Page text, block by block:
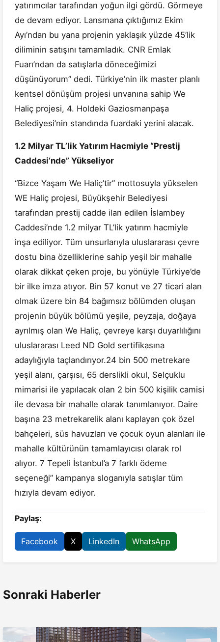
yatırımcılar tarafından yoğun ilgi gördü. Görmeye
de devam ediyor. Lansmana çıktığımız Ekim
Ayı’ndan bu yana projenin yaklaşık yüzde 45’lik
diliminin satışını tamamladık. CNR Emlak
Fuarı’ndan da satışlarla döneceğimizi
düşünüyorum” dedi. Türkiye’nin ilk master planlı
kentsel dönüşüm projesi unvanına sahip We
Haliç projesi, 4. Holdeki Gaziosmanpaşa
Belediyesi’nin standında fuardaki yerini alacak.
1.2 Milyar TL’lik Yatırım Hacmiyle “Prestij
Caddesi’nde” Yükseliyor
“Bizce Yaşam We Haliç’tir” mottosuyla yükselen
WE Haliç projesi, Büyükşehir Belediyesi
tarafından prestij cadde ilan edilen İslambey
Caddesi’nde 1.2 milyar TL’lik yatırım hacmiyle
inşa ediliyor. Tüm unsurlarıyla uluslararası çevre
dostu bina özelliklerine sahip yeşil bir mahalle
olarak dikkat çeken proje, bu yönüyle Türkiye’de
bir ilke imza atıyor. Bin 57 konut ve 27 ticari alan
olmak üzere bin 84 bağımsız bölümden oluşan
projenin büyük bölümü yeşile, peyzaja, doğaya
ayrılmış olan We Haliç, çevreye karşı duyarlılığını
uluslararası Leed ND Gold sertifikasına
adaylığıyla taçlandırıyor.24 bin 500 metrekare
yeşil alanı, çarşısı, 65 derslikli okul, Selçuklu
mimarisi ile yapılacak olan 2 bin 500 kişilik camisi
ile devasa bir mahalle olarak tanımlanıyor. Daire
başına 23 metrekarelik alanı kaplayan çok özel
bahçeleri, süs havuzları ve çocuk oyun alanları ile
mahalle kültürünün tamamlayıcısı olarak rol
alıyor. 7 Tepeli İstanbul’a 7 farklı ödeme
seçeneği” kampanya sloganıyla satışlar tüm
hızıyla devam ediyor.
Paylaş:
Facebook X LinkedIn WhatsApp
Sonraki Haberler